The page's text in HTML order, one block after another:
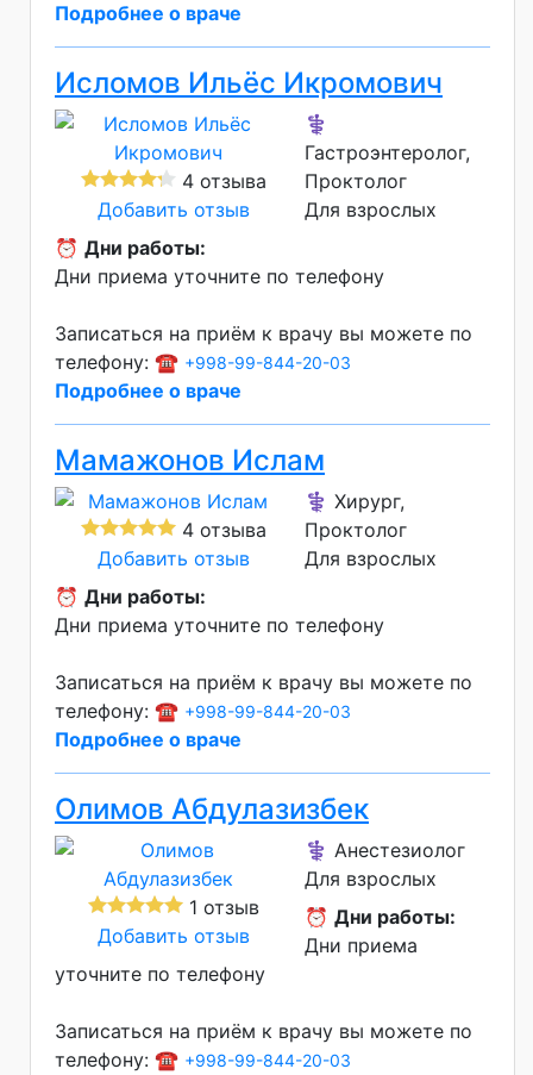
Подробнее о враче
Исломов Ильёс Икромович
4 отзыва
Добавить отзыв
⚕️
Гастроэнтеролог,
Проктолог
Для взрослых
⏰ Дни работы:
Дни приема уточните по телефону
Записаться на приём к врачу вы можете по
телефону: ☎️ +998-99-844-20-03
Подробнее о враче
Мамажонов Ислам
4 отзыва
Добавить отзыв
⚕️ Хирург,
Проктолог
Для взрослых
⏰ Дни работы:
Дни приема уточните по телефону
Записаться на приём к врачу вы можете по
телефону: ☎️ +998-99-844-20-03
Подробнее о враче
Олимов Абдулазизбек
1 отзыв
Добавить отзыв
⚕️ Анестезиолог
Для взрослых
⏰ Дни работы:
Дни приема
уточните по телефону
Записаться на приём к врачу вы можете по
телефону: ☎️ +998-99-844-20-03